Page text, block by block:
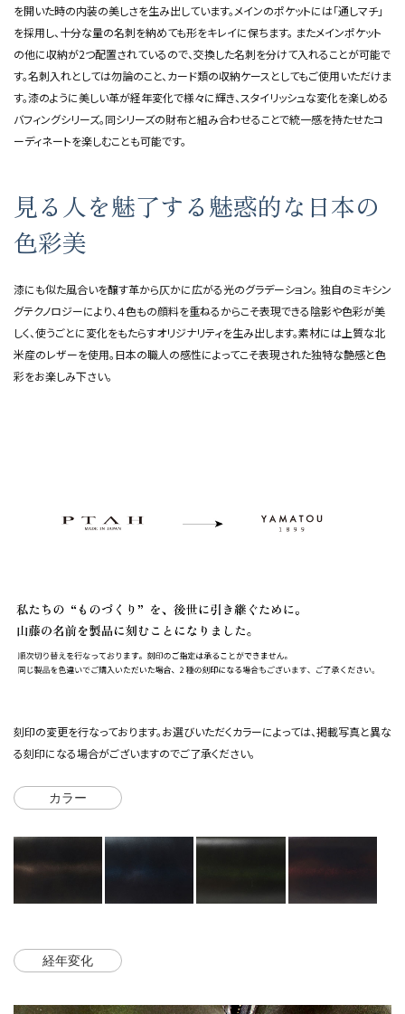
を開いた時の内装の美しさを生み出しています。メインのポケットには「通しマチ」
を採用し、十分な量の名刺を納めても形をキレイに保ちます。 またメインポケット
の他に収納が2つ配置されているので、交換した名刺を分けて入れることが可能で
す。名刺入れとしては勿論のこと、カード類の収納ケースとしてもご使用いただけま
す。漆のように美しい革が経年変化で様々に輝き、スタイリッシュな変化を楽しめる
バフィングシリーズ。同シリーズの財布と組み合わせることで統一感を持たせたコ
ーディネートを楽しむことも可能です。
見る人を魅了する魅惑的な日本の
色彩美
漆にも似た風合いを醸す革から仄かに広がる光のグラデーション。 独自のミキシン
グテクノロジーにより、４色もの顔料を重ねるからこそ表現できる陰影や色彩が美
しく、使うごとに変化をもたらすオリジナリティを生み出します。素材には上質な北
米産のレザーを使用。日本の職人の感性によってこそ表現された独特な艶感と色
彩をお楽しみ下さい。
刻印の変更を行なっております。お選びいただくカラーによっては、掲載写真と異な
る刻印になる場合がございますのでご了承ください。
カラー
経年変化